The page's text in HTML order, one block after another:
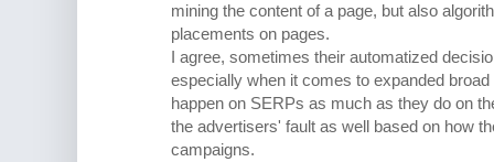
mining the content of a page, but also
placements on pages.
I agree, sometimes their automatized
especially when it comes to expanded
happen on SERPs as much as they do on
the advertisers' fault as well based on how
campaigns.